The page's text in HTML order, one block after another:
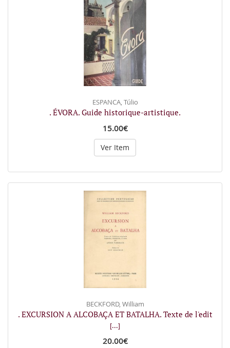
ESPANCA, Túlio
. ÉVORA. Guide historique-artistique.
15.00€
Ver Item
BECKFORD, William
. EXCURSION A ALCOBAÇA ET BATALHA. Texte de l'edit
[...]
20.00€